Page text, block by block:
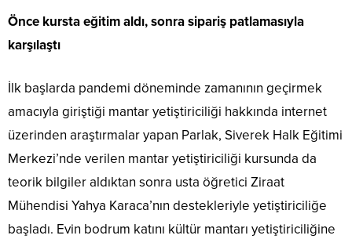
Önce kursta eğitim aldı, sonra sipariş patlamasıyla
karşılaştı
İlk başlarda pandemi döneminde zamanının geçirmek
amacıyla giriştiği mantar yetiştiriciliği hakkında internet
üzerinden araştırmalar yapan Parlak, Siverek Halk Eğitimi
Merkezi’nde verilen mantar yetiştiriciliği kursunda da
teorik bilgiler aldıktan sonra usta öğretici Ziraat
Mühendisi Yahya Karaca’nın destekleriyle yetiştiriciliğe
başladı. Evin bodrum katını kültür mantarı yetiştiriciliğine